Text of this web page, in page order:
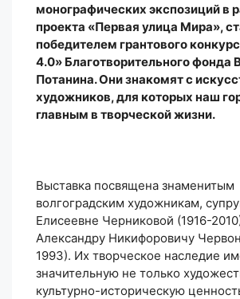
монографических экспозиций в
проекта «Первая улица Мира»,
победителем грантового
4.0» Благотворительного фонда
Потанина. Они знакомят с
художников, для которых наш
главным в творческой жизни.
Выставка посвящена знаменитым
волгоградским художникам,
Елисеевне Черниковой (1916-
Александру Никифоровичу
1993). Их творческое наследие
значительную не только
культурно-историческую